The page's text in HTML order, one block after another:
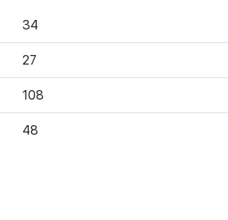
34
27
108
48